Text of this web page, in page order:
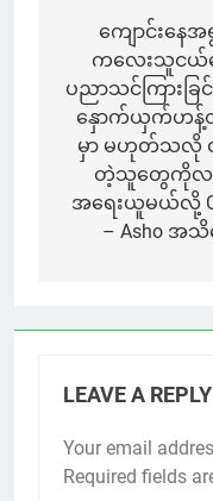
navigation
ကျောင်းနေ
ကလေးသူငယ်
ပညာသင်ကြားခြ
နှောက်ယှက်ဟန့်
မှာ မဟုတ်သလို
တဲ့သူတွေကိုလ
အရေးယူမယ်လို့
– Asho အသိ
LEAVE A REPLY
Your email
Required fields